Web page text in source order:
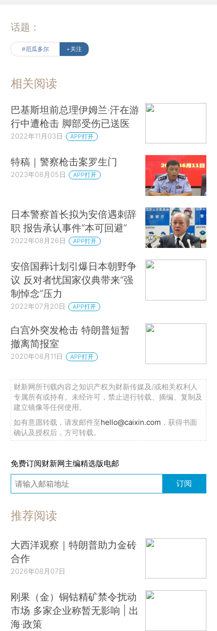
话题：
#厄瓜多尔 +关注
相关阅读
巴基斯坦前总理伊姆兰·汗在游
行中遭枪击 脚部受伤已送医
2022年11月03日 APP打开
特稿｜警察枪击案罗生门
2023年08月05日 APP打开
日本警察首长拟为安倍遇刺辞
职 报告承认事件“本可回避”
2022年08月26日 APP打开
安倍国葬计划引爆日本朝野争
议 反对者忧国家仪典带来“强
制悼念”压力
2022年07月20日 APP打开
白宫外突发枪击 特朗普短暂
撤离简报室
2020年08月11日 APP打开
财新网所刊载内容之知识产权为财新传媒及/或相关权利人
专属所有或持有。未经许可，禁止进行转载、摘编、复制及
建立镜像等任何使用。
如有意愿转载，请发邮件至hello@caixin.com ，获得书面
确认及授权后，方可转载。
免费订阅财新网主编精选版电邮
订阅
推荐阅读
大西洋观察｜特朗普助力金砖
合作
2026年08月07日
刚果（金）铜钴精矿禁令扰动
市场 多家企业称暂无影响 | 出
海·政策